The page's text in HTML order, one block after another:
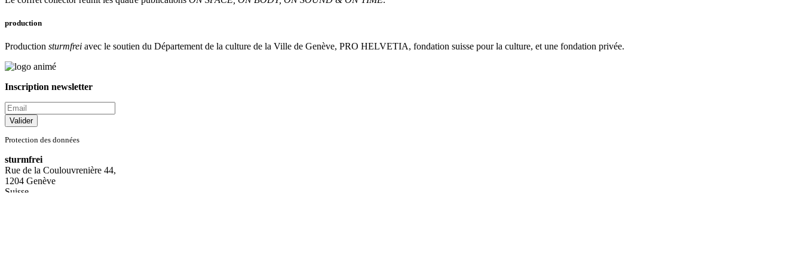
production
Production sturmfrei avec le soutien du Département de la culture de la Ville de Genève, PRO HELVETIA, fondation suisse pour la culture, et une fondation privée.
Inscription newsletter
Protection des données
sturmfrei
Rue de la Coulouvrenière 44,
1204 Genève
Suisse